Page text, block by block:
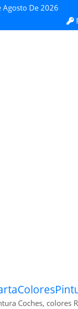
Agosto De 2026
Coches, colores